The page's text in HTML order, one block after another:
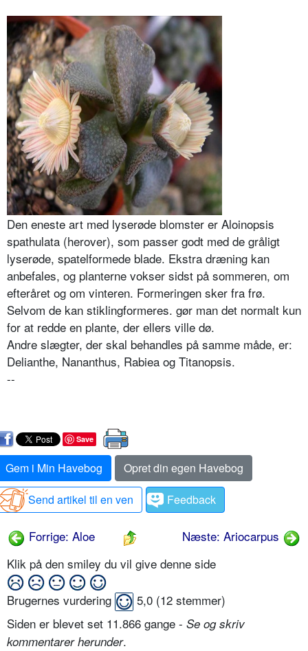
Den eneste art med lyserøde blomster er Aloinopsis
spathulata (herover), som passer godt med de gråligt
lyserøde, spatelformede blade. Ekstra dræning kan
anbefales, og planterne vokser sidst på sommeren, om
efteråret og om vinteren. Formeringen sker fra frø.
Selvom de kan stiklingformeres. gør man det normalt kun
for at redde en plante, der ellers ville dø.
Andre slægter, der skal behandles på samme måde, er:
Delianthe, Nananthus, Rabiea og Titanopsis.
--
Save
Gem i Min Havebog
Opret din egen Havebog
Send artikel til en ven
Feedback
Forrige: Aloe
Næste: Ariocarpus
Klik på den smiley du vil give denne side
Brugernes vurdering 5,0 (12 stemmer)
Siden er blevet set 11.866 gange - Se og skriv
kommentarer herunder.